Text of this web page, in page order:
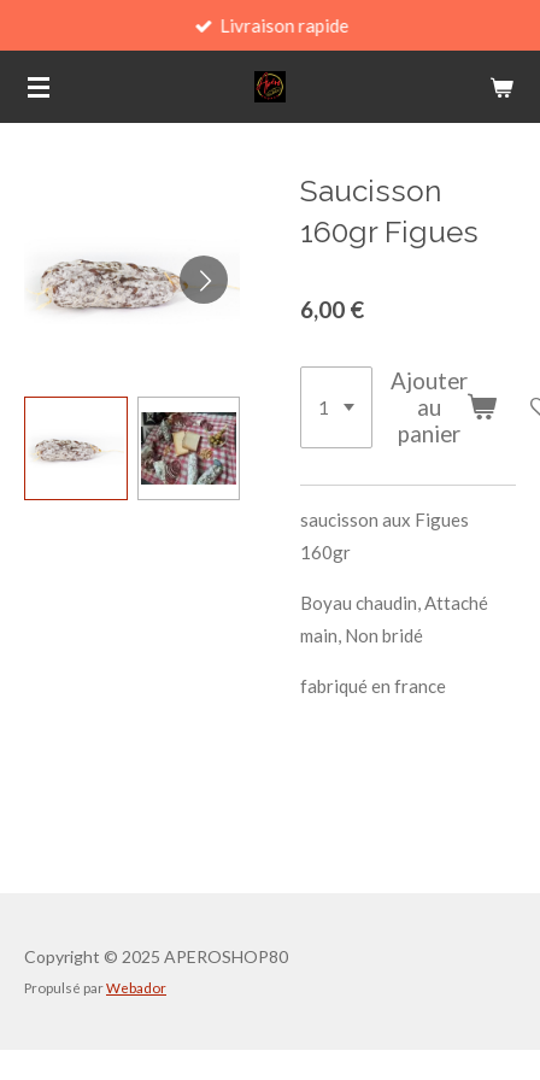
contenu
principal
Livraison rapide
Saucisson
160gr Figues
6,00 €
Ajouter
au
panier
saucisson aux Figues
160gr
Boyau chaudin, Attaché
main, Non bridé
fabriqué en france
Copyright © 2025 APEROSHOP80
Propulsé parWebador